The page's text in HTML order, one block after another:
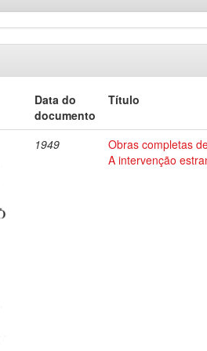
Data do
documento
Título
1949
Obras completas
A intervenção